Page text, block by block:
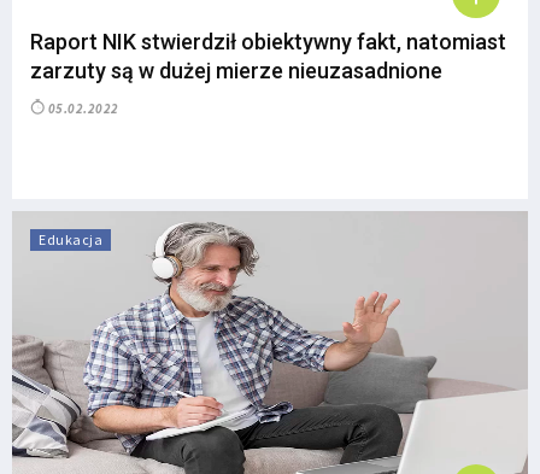
Raport NIK stwierdził obiektywny fakt, natomiast
zarzuty są w dużej mierze nieuzasadnione
05.02.2022
Edukacja